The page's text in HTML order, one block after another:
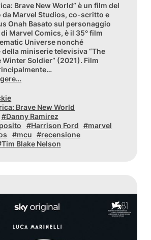
Brave New World” è un film del
Marvel Studios, co-scritto e
Onah Basato sul personaggio
Marvel Comics, è il 35° film
Universe nonché
miniserie televisiva “The
Winter Soldier” (2021). Film
Brave New World
Danny Ramirez
Harrison Ford
marvel
mcu
recensione
Tim Blake Nelson